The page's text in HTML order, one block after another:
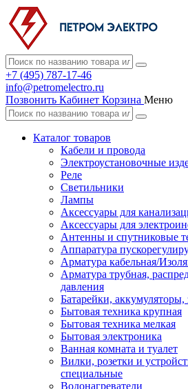
+7 (495) 787-17-46
info@petromelectro.ru
Позвонить Кабинет Корзина Меню
Каталог товаров
Кабели и провода
Электроустановочные
Реле
Светильники
Лампы
Аксессуары для
Аксессуары для
Антенны и спутниковые
Аппаратура
Арматура кабельная/
Арматура трубная,
давления
Батарейки, аккумуляторы,
Бытовая техника крупная
Бытовая техника мелкая
Бытовая электроника
Ванная комната и туалет
Вилки, розетки и
специальные
Водонагреватели